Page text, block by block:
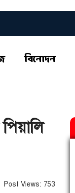
বিনোদন
Post Views: 753